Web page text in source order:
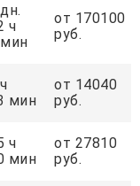
ч
от 170100
руб.
мин
от 14040
руб.
ч
мин
от 27810
руб.